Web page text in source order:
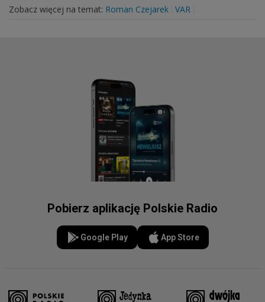
Zobacz więcej na temat: Roman Czejarek VAR
Pobierz aplikację Polskie Radio
Google Play App Store